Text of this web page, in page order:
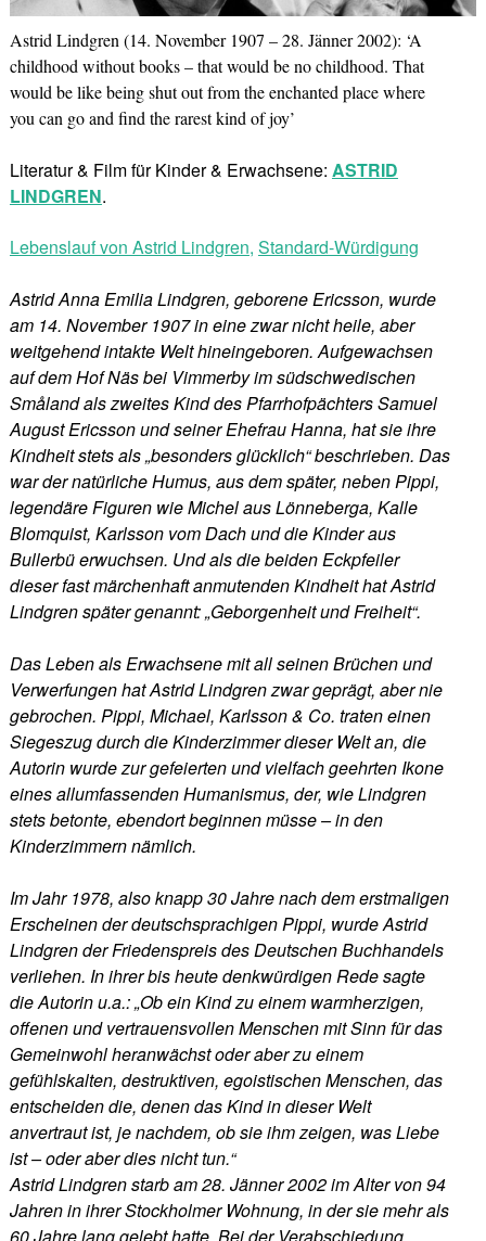
Astrid Lindgren (14. November 1907 – 28. Jänner 2002): ‘A
childhood without books – that would be no childhood. That
would be like being shut out from the enchanted place where
you can go and find the rarest kind of joy’
Literatur & Film für Kinder & Erwachsene: ASTRID
LINDGREN.
Lebenslauf von Astrid Lindgren, Standard-Würdigung
Astrid Anna Emilia Lindgren, geborene Ericsson, wurde
am 14. November 1907 in eine zwar nicht heile, aber
weitgehend intakte Welt hineingeboren. Aufgewachsen
auf dem Hof Näs bei Vimmerby im südschwedischen
Småland als zweites Kind des Pfarrhofpächters Samuel
August Ericsson und seiner Ehefrau Hanna, hat sie ihre
Kindheit stets als „besonders glücklich“ beschrieben. Das
war der natürliche Humus, aus dem später, neben Pippi,
legendäre Figuren wie Michel aus Lönneberga, Kalle
Blomquist, Karlsson vom Dach und die Kinder aus
Bullerbü erwuchsen. Und als die beiden Eckpfeiler
dieser fast märchenhaft anmutenden Kindheit hat Astrid
Lindgren später genannt: „Geborgenheit und Freiheit“.
Das Leben als Erwachsene mit all seinen Brüchen und
Verwerfungen hat Astrid Lindgren zwar geprägt, aber nie
gebrochen. Pippi, Michael, Karlsson & Co. traten einen
Siegeszug durch die Kinderzimmer dieser Welt an, die
Autorin wurde zur gefeierten und vielfach geehrten Ikone
eines allumfassenden Humanismus, der, wie Lindgren
stets betonte, ebendort beginnen müsse – in den
Kinderzimmern nämlich.
Im Jahr 1978, also knapp 30 Jahre nach dem erstmaligen
Erscheinen der deutschsprachigen Pippi, wurde Astrid
Lindgren der Friedenspreis des Deutschen Buchhandels
verliehen. In ihrer bis heute denkwürdigen Rede sagte
die Autorin u.a.: „Ob ein Kind zu einem warmherzigen,
offenen und vertrauensvollen Menschen mit Sinn für das
Gemeinwohl heranwächst oder aber zu einem
gefühlskalten, destruktiven, egoistischen Menschen, das
entscheiden die, denen das Kind in dieser Welt
anvertraut ist, je nachdem, ob sie ihm zeigen, was Liebe
ist – oder aber dies nicht tun.“
Astrid Lindgren starb am 28. Jänner 2002 im Alter von 94
Jahren in ihrer Stockholmer Wohnung, in der sie mehr als